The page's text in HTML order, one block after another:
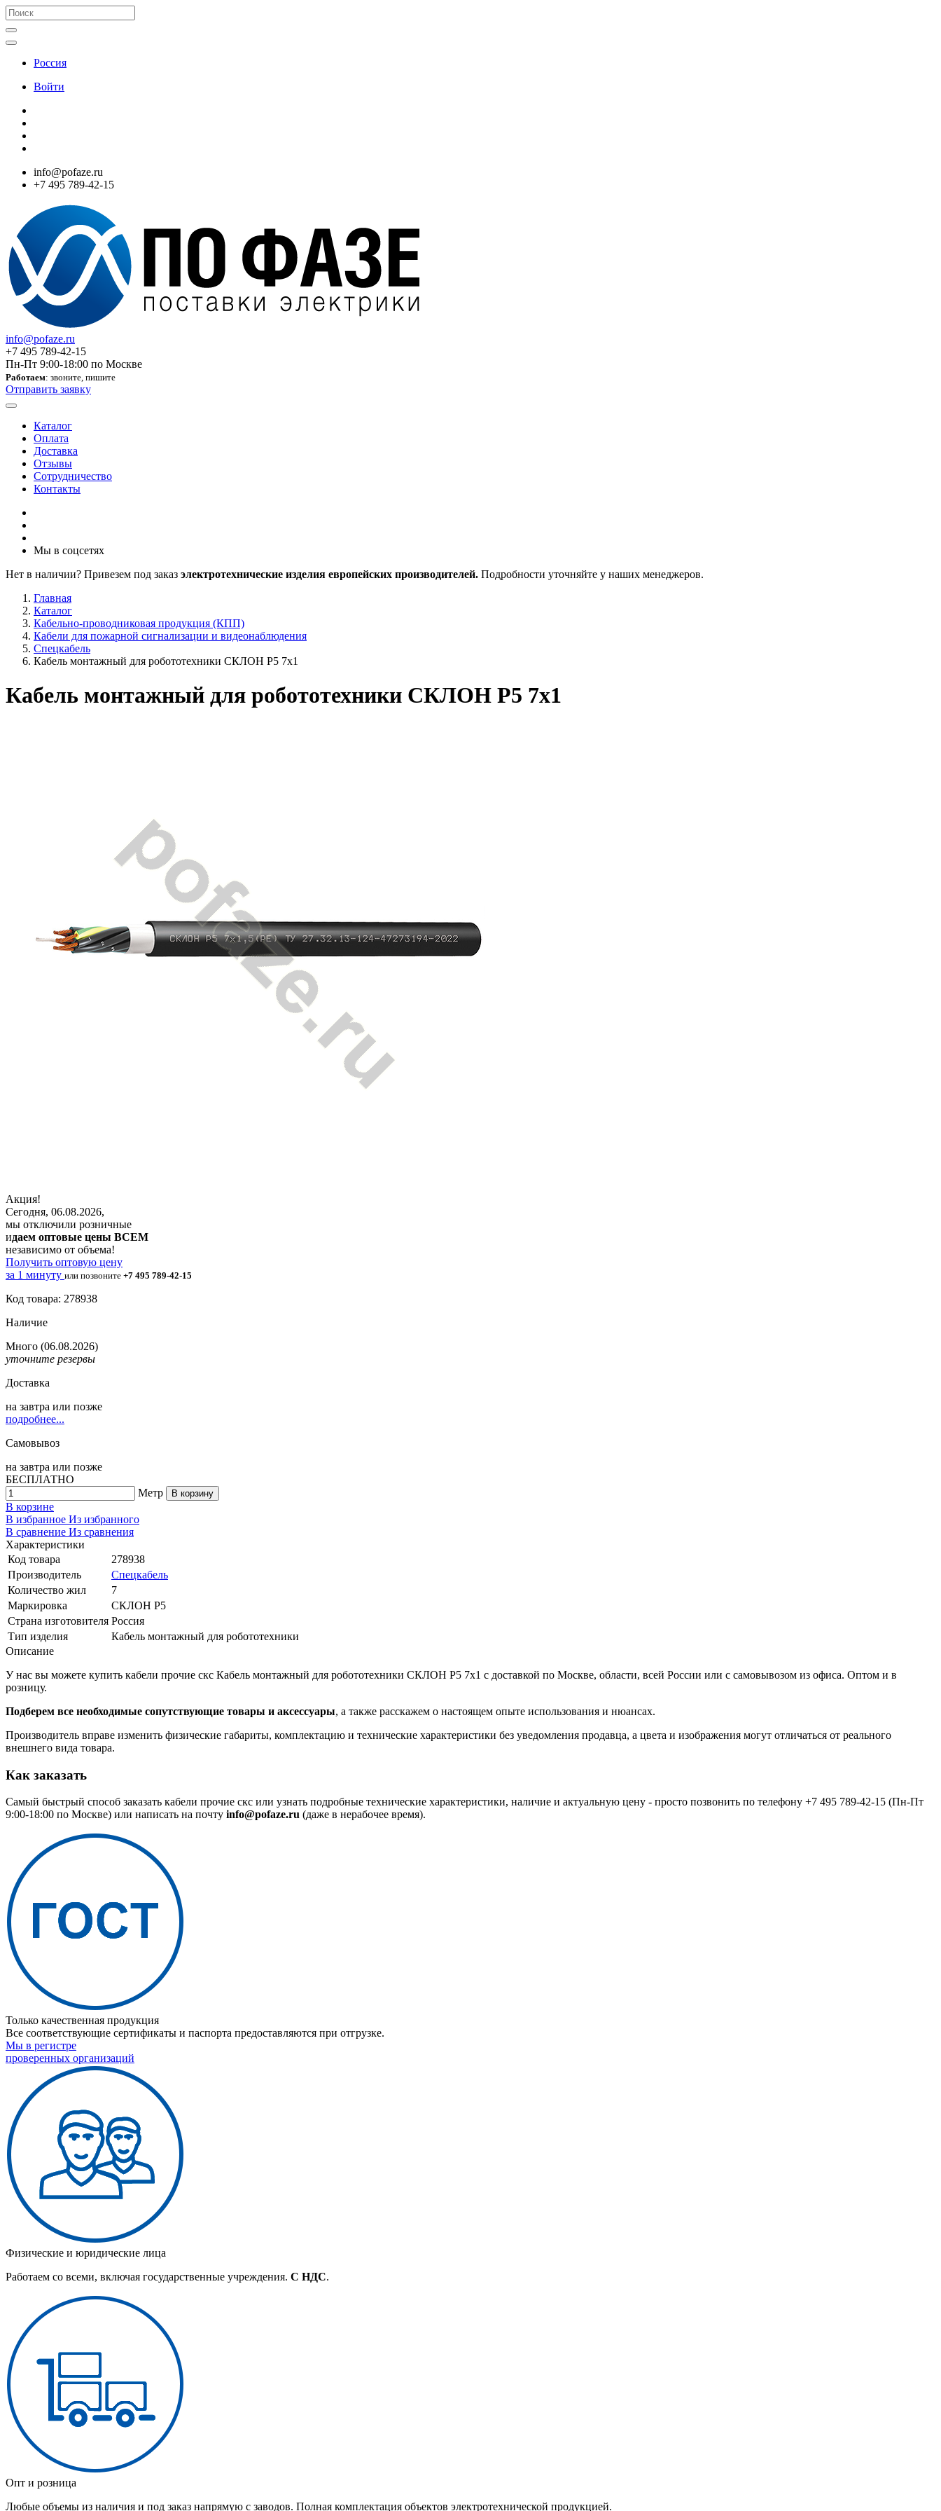
Россия
Войти
info@pofaze.ru
+7 495 789-42-15
info@pofaze.ru
+7 495 789-42-15
Пн-Пт 9:00-18:00 по Москве
Работаем: звоните, пишите
Отправить заявку
Каталог
Оплата
Доставка
Отзывы
Сотрудничество
Контакты
Мы в соцсетях
Нет в наличии? Привезем под заказ электротехнические изделия европейских производителей. Подробности уточняйте у наших менеджеров.
Главная
Каталог
Кабельно-проводниковая продукция (КПП)
Кабели для пожарной сигнализации и видеонаблюдения
Спецкабель
Кабель монтажный для робототехники СКЛОН Р5 7х1
Кабель монтажный для робототехники СКЛОН Р5 7х1
Акция!
Сегодня, 06.08.2026,
мы отключили розничные
идаем оптовые цены ВСЕМ
независимо от объема!
Получить оптовую цену
за 1 минуту или позвоните +7 495 789-42-15
Код товара: 278938
Наличие
Много (06.08.2026)
уточните резервы
Доставка
на завтра или позже
подробнее...
Самовывоз
на завтра или позже
БЕСПЛАТНО
Метр
В корзину
В корзине
В избранное Из избранного
В сравнение Из сравнения
Характеристики
Код товара
278938
Производитель
Спецкабель
Количество жил
7
Маркировка
СКЛОН Р5
Страна изготовителя Россия
Тип изделия
Кабель монтажный для робототехники
Описание
У нас вы можете купить кабели прочие скс Кабель монтажный для робототехники СКЛОН Р5 7х1 с доставкой по Москве, области, всей России или с самовывозом из офиса. Оптом и в
розницу.
Подберем все необходимые сопутствующие товары и аксессуары, а также расскажем о настоящем опыте использования и нюансах.
Производитель вправе изменить физические габариты, комплектацию и технические характеристики без уведомления продавца, а цвета и изображения могут отличаться от реального
внешнего вида товара.
Как заказать
Самый быстрый способ заказать кабели прочие скс или узнать подробные технические характеристики, наличие и актуальную цену - просто позвонить по телефону +7 495 789-42-15 (Пн-Пт
9:00-18:00 по Москве) или написать на почту info@pofaze.ru (даже в нерабочее время).
Только качественная продукция
Все соответствующие сертификаты и паспорта предоставляются при отгрузке.
Мы в регистре
проверенных организаций
Физические и юридические лица
Работаем со всеми, включая государственные учреждения. С НДС.
Опт и розница
Любые объемы из наличия и под заказ напрямую с заводов. Полная комплектация объектов электротехнической продукцией.